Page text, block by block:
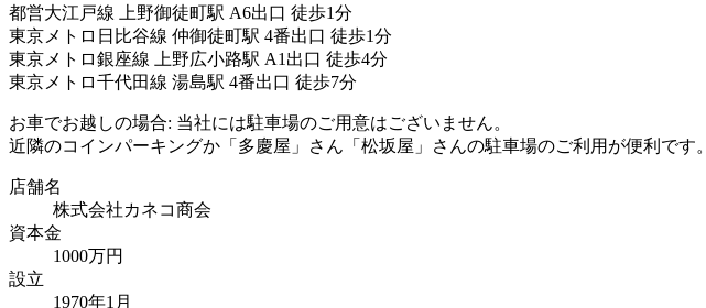
都営大江戸線 上野御徒町駅 A6出口 徒歩1分
東京メトロ日比谷線 仲御徒町駅 4番出口 徒歩1分
東京メトロ銀座線 上野広小路駅 A1出口 徒歩4分
東京メトロ千代田線 湯島駅 4番出口 徒歩7分
お車でお越しの場合: 当社には駐車場のご用意はございません。
近隣のコインパーキングか「多慶屋」さん「松坂屋」さんの駐車場のご利用が便利です。
店舗名
株式会社カネコ商会
資本金
1000万円
設立
1970年1月